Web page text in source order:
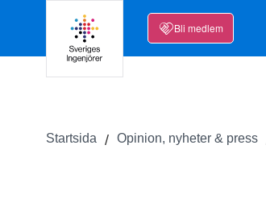
Bli medlem
Startsida Opinion, nyheter & press